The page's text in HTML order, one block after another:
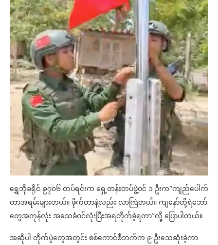
ရွှေဘိုခရိုင် ၉၇၀၆ တပ်ရင်းက ရှေ့တန်းတပ်ဖွဲ့ဝင် ၁ ဦးက”ကျည်ပေါက်
တာအရမ်းများတယ်။ ဖိုက်တာနဲ့လည်း လာကြဲတယ်။ ကျနော်တို့ရဲဘော်
တွေအကုန်လုံး အသေခံဝင်လုံးပြီးအရတိုက်ခဲ့ရတာ”လို့ ပြောပါတယ်။
အဆိုပါ တိုက်ပွဲတွေအတွင်း စစ်ကောင်စီဘက်က ၉ ဦးသေဆုံးခဲ့ကာ